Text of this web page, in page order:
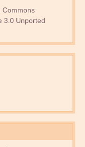
Commons
3.0 Unported